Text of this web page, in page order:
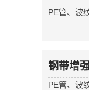
PE管、波
钢带增
PE管、波